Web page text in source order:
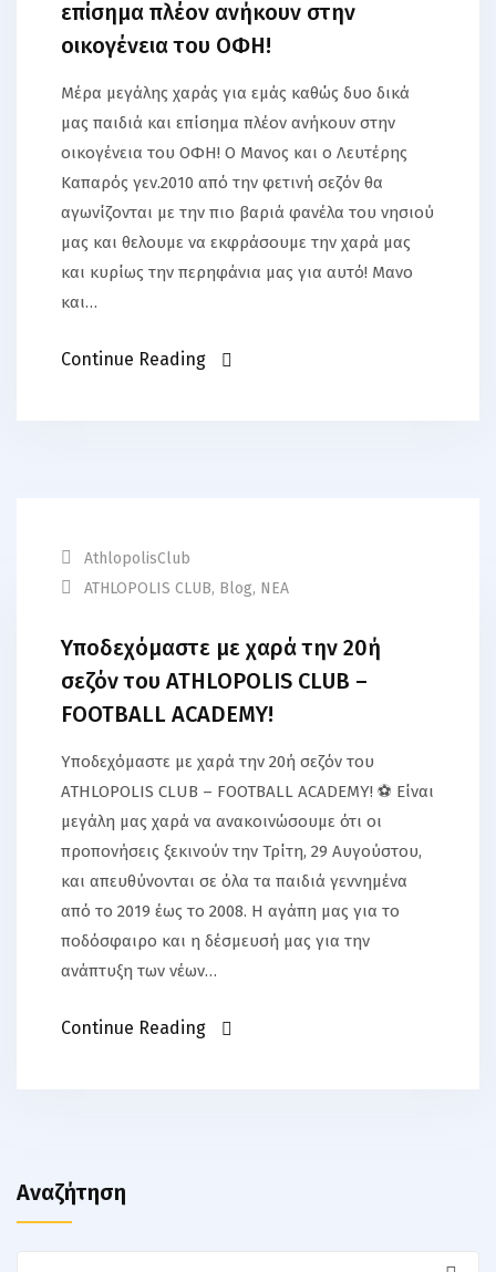
επίσημα πλέον ανήκουν στην
οικογένεια του ΟΦΗ!
Μέρα μεγάλης χαράς για εμάς καθώς δυο δικά
μας παιδιά και επίσημα πλέον ανήκουν στην
οικογένεια του ΟΦΗ! Ο Μανος και ο Λευτέρης
Καπαρός γεν.2010 από την φετινή σεζόν θα
αγωνίζονται με την πιο βαριά φανέλα του νησιού
μας και θελουμε να εκφράσουμε την χαρά μας
και κυρίως την περηφάνια μας για αυτό! Μανο
και…
Continue Reading
AthlopolisClub
ATHLOPOLIS CLUB, Blog, ΝΕΑ
Υποδεχόμαστε με χαρά την 20ή
σεζόν του ATHLOPOLIS CLUB –
FOOTBALL ACADEMY!
Υποδεχόμαστε με χαρά την 20ή σεζόν του
ATHLOPOLIS CLUB – FOOTBALL ACADEMY! ⚽️ Είναι
μεγάλη μας χαρά να ανακοινώσουμε ότι οι
προπονήσεις ξεκινούν την Τρίτη, 29 Αυγούστου,
και απευθύνονται σε όλα τα παιδιά γεννημένα
από το 2019 έως το 2008. Η αγάπη μας για το
ποδόσφαιρο και η δέσμευσή μας για την
ανάπτυξη των νέων…
Continue Reading
Αναζήτηση